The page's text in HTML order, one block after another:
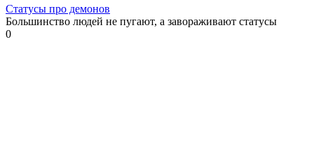
Статусы про демонов
Большинство людей не пугают, а завораживают статусы
0